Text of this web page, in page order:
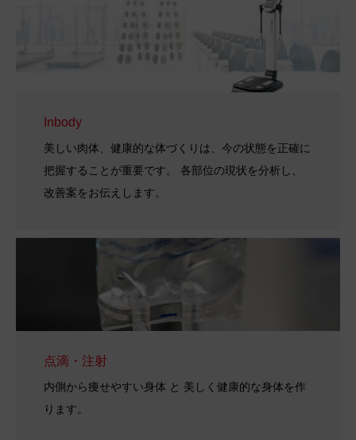
Inbody
美しい肉体、健康的な体づくりは、今の状態を正確に
把握することが重要です。 各部位の現状を分析し、
改善案をお伝えします。
点滴・注射
内側から痩せやすい身体 と 美しく健康的な身体を作
ります。